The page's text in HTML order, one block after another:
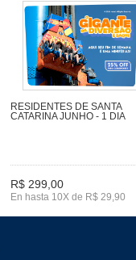
RESIDENTES DE SANTA
CATARINA JUNHO - 1 DIA
R$ 299,00
En hasta 10X de R$ 29,90